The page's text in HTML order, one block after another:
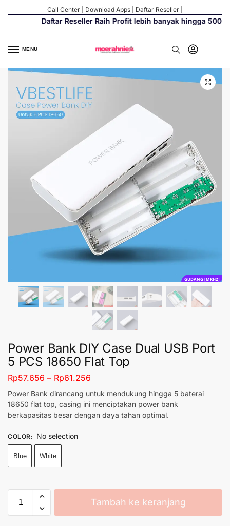
Call Center Download Apps Daftar Reseller
Daftar Reseller Raih Profit lebih banyak hingga 500%
MENU
GUDANG [MRH2]
Power Bank DIY Case Dual USB Port
5 PCS 18650 Flat Top
Rp57.656 – Rp61.256
Power Bank dirancang untuk mendukung hingga 5 baterai
18650 flat top, casing ini menciptakan power bank
berkapasitas besar dengan daya tahan optimal.
COLOR: No selection
Blue White
Tambah ke keranjang